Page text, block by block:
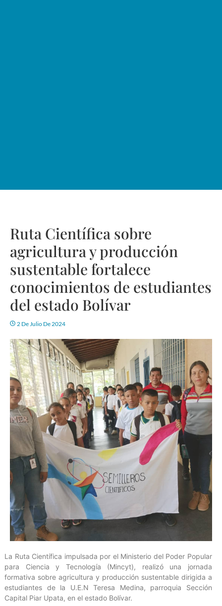
Ruta Científica sobre
agricultura y producción
sustentable fortalece
conocimientos de estudiantes
del estado Bolívar
2 De Julio De 2024
La Ruta Científica impulsada por el Ministerio del Poder Popular
para Ciencia y Tecnología (Mincyt), realizó una jornada
formativa sobre agricultura y producción sustentable dirigida a
estudiantes de la U.E.N Teresa Medina, parroquia Sección
Capital Piar Upata, en el estado Bolívar.